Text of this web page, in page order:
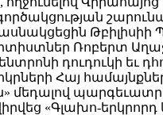
Ռոբերտ
դուդուկի եւ
Հայ
մեդալով
«Գլախո-երկրորդ